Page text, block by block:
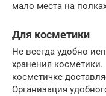
мало места на
Для косметики
Не всегда удобно
хранения
косметичке
Организация